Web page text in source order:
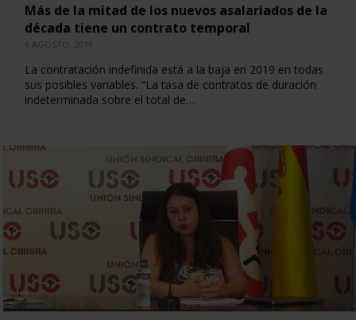
Más de la mitad de los nuevos asalariados de la
década tiene un contrato temporal
6 AGOSTO, 2019
La contratación indefinida está a la baja en 2019 en todas
sus posibles variables. “La tasa de contratos de duración
indeterminada sobre el total de…